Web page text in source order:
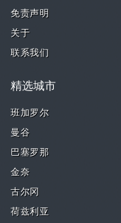
免责声明
关于
联系我们
精选城市
班加罗尔
曼谷
巴塞罗那
金奈
古尔冈
荷兹利亚